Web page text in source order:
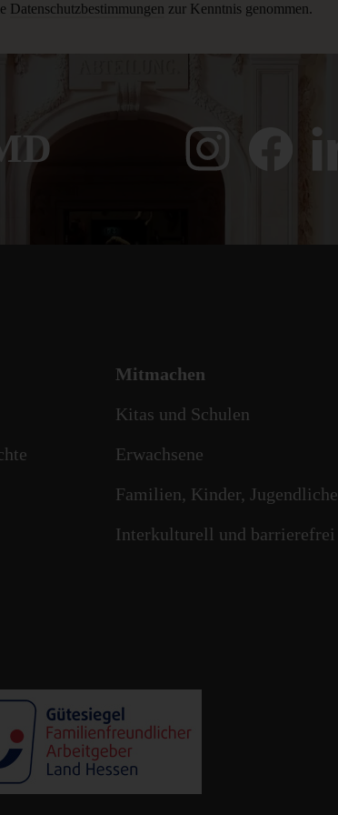
Datenschutzbestimmungen zur Kenntnis genommen.
Mitmachen
Kitas und Schulen
Erwachsene
Familien, Kinder, Jugendliche
Interkulturell und barrierefrei